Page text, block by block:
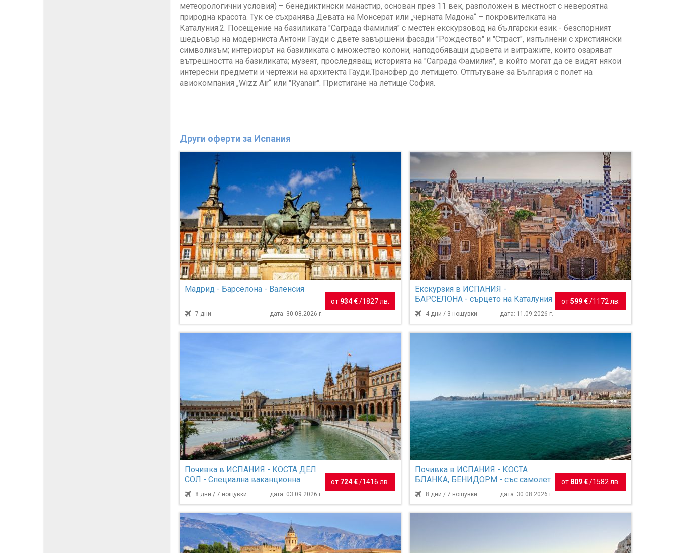
метеорологични условия) – бенедиктински манастир, основан през 11 век, разположен в местност с невероятна
природна красота. Тук се съхранява Девата на Монсерат или „черната Мадона“ – покровителката на
Каталуния.2. Посещение на базиликата "Саграда Фамилия" с местен екскурзовод на български език - безспорният
шедьовър на модерниста Антони Гауди с двете завършени фасади "Рождество" и "Страст", изпълнени с християнски
символизъм; интериорът на базиликата с множество колони, наподобяващи дървета и витражите, които озаряват
вътрешността на базиликата; музеят, проследяващ историята на "Саграда Фамилия", в който могат да се видят някои
интересни предмети и чертежи на архитекта Гауди.Трансфер до летището. Отпътуване за България с полет на
авиокомпания „Wizz Air“ или "Ryanair". Пристигане на летище София.
Други оферти за Испания
Мадрид - Барселона - Валенсия
7 дни дата: 30.08.2026 г.
от 934 € / 1827 лв.
Екскурзия в ИСПАНИЯ -
БАРСЕЛОНА - сърцето на Каталуния
4 дни / 3 нощувки дата: 11.09.2026 г.
от599 € / 1172 лв.
Почивка в ИСПАНИЯ - КОСТА ДЕЛ
СОЛ - Специална ваканционна
програма за туристи над 55 ...
8 дни / 7 нощувки дата: 03.09.2026 г.
от 724 € / 1416 лв.
Почивка в ИСПАНИЯ - КОСТА
БЛАНКА, БЕНИДОРМ - със самолет
и обслужване на български е...
8 дни / 7 нощувки дата: 30.08.2026 г.
от 809 € / 1582 лв.